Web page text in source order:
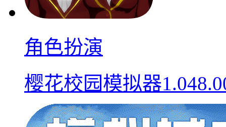
角色扮演
樱花校园模拟器